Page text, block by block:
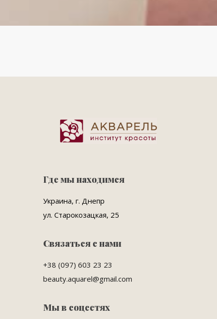
Где мы находимся
Украина, г. Днепр
ул. Старокозацкая, 25
Связаться с нами
+38 (097) 603 23 23
beauty.aquarel@gmail.com
Мы в соцсетях